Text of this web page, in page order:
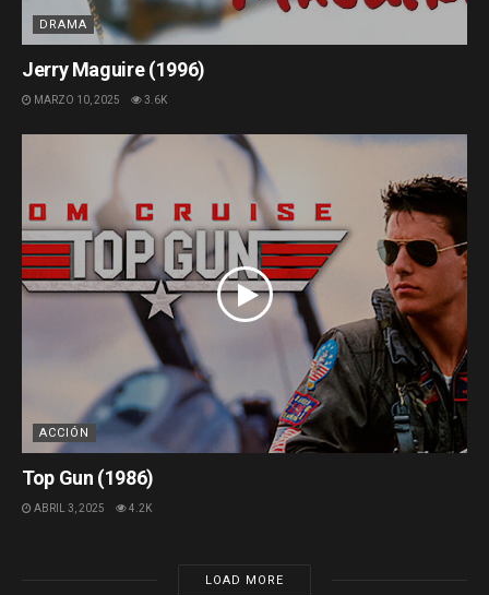
DRAMA
Jerry Maguire (1996)
MARZO 10, 2025 3.6K
ACCIÓN
Top Gun (1986)
ABRIL 3, 2025 4.2K
LOAD MORE